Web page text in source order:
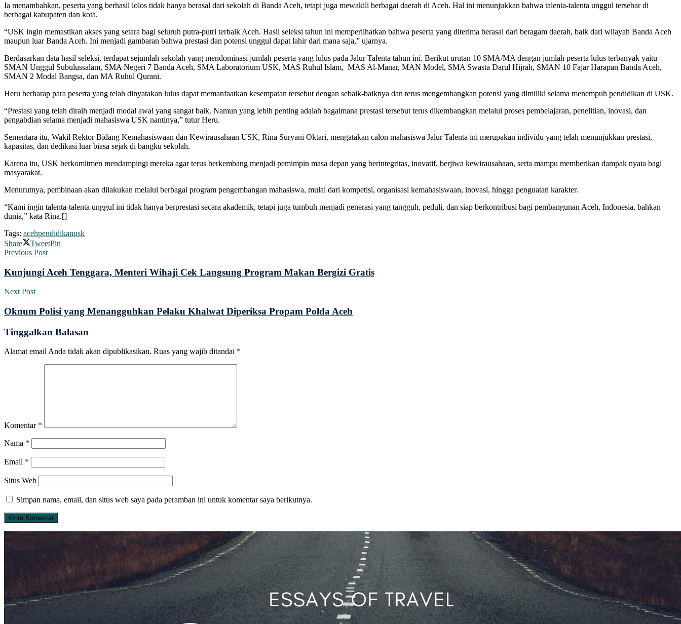
Ia menambahkan, peserta yang berhasil lolos tidak hanya berasal dari sekolah di Banda Aceh, tetapi juga mewakili berbagai daerah di Aceh. Hal ini menunjukkan bahwa talenta-talenta unggul tersebar di
berbagai kabupaten dan kota.
“USK ingin memastikan akses yang setara bagi seluruh putra-putri terbaik Aceh. Hasil seleksi tahun ini memperlihatkan bahwa peserta yang diterima berasal dari beragam daerah, baik dari wilayah Banda Aceh
maupun luar Banda Aceh. Ini menjadi gambaran bahwa prestasi dan potensi unggul dapat lahir dari mana saja,” ujarnya.
Berdasarkan data hasil seleksi, terdapat sejumlah sekolah yang mendominasi jumlah peserta yang lulus pada Jalur Talenta tahun ini. Berikut urutan 10 SMA/MA dengan jumlah peserta lulus terbanyak yaitu
SMAN Unggul Subulussalam, SMA Negeri 7 Banda Aceh, SMA Laboratorium USK, MAS Ruhul Islam, MAS Al-Manar, MAN Model, SMA Swasta Darul Hijrah, SMAN 10 Fajar Harapan Banda Aceh,
SMAN 2 Modal Bangsa, dan MA Ruhul Qurani.
Heru berharap para peserta yang telah dinyatakan lulus dapat memanfaatkan kesempatan tersebut dengan sebaik-baiknya dan terus mengembangkan potensi yang dimiliki selama menempuh pendidikan di USK.
“Prestasi yang telah diraih menjadi modal awal yang sangat baik. Namun yang lebih penting adalah bagaimana prestasi tersebut terus dikembangkan melalui proses pembelajaran, penelitian, inovasi, dan
pengabdian selama menjadi mahasiswa USK nantinya,” tutur Heru.
Sementara itu, Wakil Rektor Bidang Kemahasiswaan dan Kewirausahaan USK, Rina Suryani Oktari, mengatakan calon mahasiswa Jalur Talenta ini merupakan individu yang telah menunjukkan prestasi,
kapasitas, dan dedikasi luar biasa sejak di bangku sekolah.
Karena itu, USK berkomitmen mendampingi mereka agar terus berkembang menjadi pemimpin masa depan yang berintegritas, inovatif, berjiwa kewirausahaan, serta mampu memberikan dampak nyata bagi
masyarakat.
Menurutnya, pembinaan akan dilakukan melalui berbagai program pengembangan mahasiswa, mulai dari kompetisi, organisasi kemahasiswaan, inovasi, hingga penguatan karakter.
“Kami ingin talenta-talenta unggul ini tidak hanya berprestasi secara akademik, tetapi juga tumbuh menjadi generasi yang tangguh, peduli, dan siap berkontribusi bagi pembangunan Aceh, Indonesia, bahkan
dunia,” kata Rina.[]
Tags: acehpendidikanusk
Share
TweetPin
Previous Post
Kunjungi Aceh Tenggara, Menteri Wihaji Cek Langsung Program Makan Bergizi Gratis
Next Post
Oknum Polisi yang Menangguhkan Pelaku Khalwat Diperiksa Propam Polda Aceh
Tinggalkan Balasan
Alamat email Anda tidak akan dipublikasikan. Ruas yang wajib ditandai *
Komentar *
Nama *
Email *
Situs Web
Simpan nama, email, dan situs web saya pada peramban ini untuk komentar saya berikutnya.